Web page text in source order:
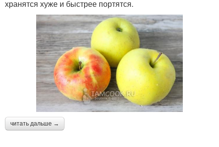
хранятся хуже и быстрее портятся.
читать дальше →